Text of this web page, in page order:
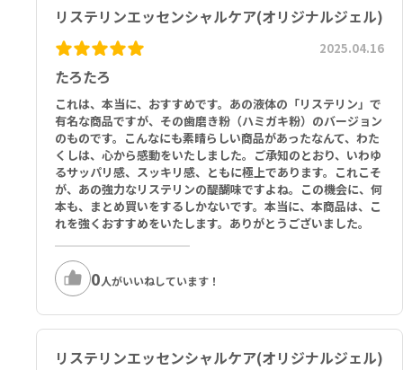
リステリンエッセンシャルケア(オリジナルジェル)
たろたろ
2025.04.16
これは、本当に、おすすめです。あの液体の「リステリン」で
有名な商品ですが、その歯磨き粉（ハミガキ粉）のバージョン
のものです。こんなにも素晴らしい商品があったなんて、わた
くしは、心から感動をいたしました。ご承知のとおり、いわゆ
るサッパリ感、スッキリ感、ともに極上であります。これこそ
が、あの強力なリステリンの醍醐味ですよね。この機会に、何
本も、まとめ買いをするしかないです。本当に、本商品は、こ
れを強くおすすめをいたします。ありがとうございました。
0人がいいねしています！
リステリンエッセンシャルケア(オリジナルジェル)